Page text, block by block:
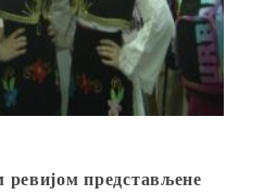
представљене